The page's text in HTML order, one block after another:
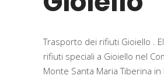
Trasporto dei rifiuti Gioiello .
rifiuti speciali a Gioiello nel
Monte Santa Maria Tiberina in